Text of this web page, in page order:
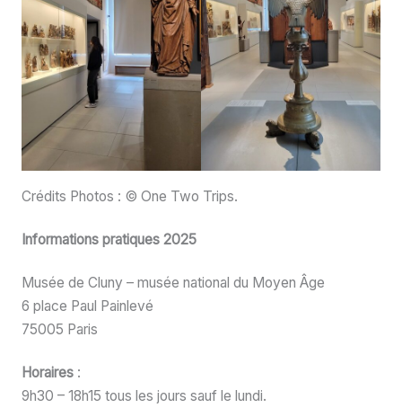
Crédits Photos : © One Two Trips.
Informations pratiques 2025
Musée de Cluny – musée national du Moyen Âge
6 place Paul Painlevé
75005 Paris
Horaires :
9h30 – 18h15 tous les jours sauf le lundi.